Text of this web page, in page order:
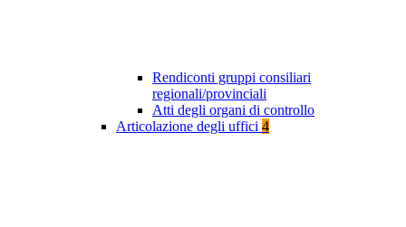
Rendiconti gruppi consiliari
regionali/provinciali
Atti degli organi di controllo
Articolazione degli uffici 4